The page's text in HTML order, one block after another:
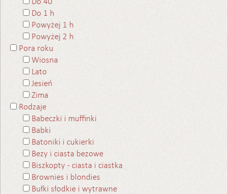
Do 1 h
Powyżej 1 h
Powyżej 2 h
Pora roku
Wiosna
Lato
Jesień
Zima
Rodzaje
Babeczki i muffinki
Babki
Batoniki i cukierki
Bezy i ciasta bezowe
Biszkopty - ciasta i ciastka
Brownies i blondies
Bułki słodkie i wytrawne